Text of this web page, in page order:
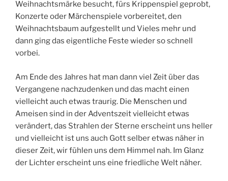
Weihnachtsmärke besucht, fürs Krippenspiel geprobt,
Konzerte oder Märchenspiele vorbereitet, den
Weihnachtsbaum aufgestellt und Vieles mehr und
dann ging das eigentliche Feste wieder so schnell
vorbei.
Am Ende des Jahres hat man dann viel Zeit über das
Vergangene nachzudenken und das macht einen
vielleicht auch etwas traurig. Die Menschen und
Ameisen sind in der Adventszeit vielleicht etwas
verändert, das Strahlen der Sterne erscheint uns heller
und vielleicht ist uns auch Gott selber etwas näher in
dieser Zeit, wir fühlen uns dem Himmel nah. Im Glanz
der Lichter erscheint uns eine friedliche Welt näher.